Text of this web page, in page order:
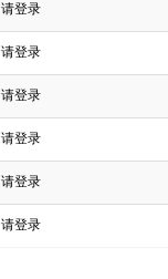
请登录
请登录
请登录
请登录
请登录
请登录